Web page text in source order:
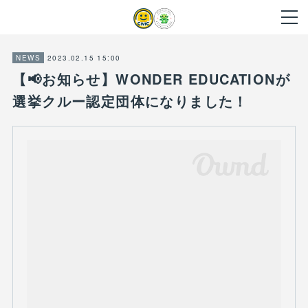
NEWS 2023.02.15 15:00
【📢お知らせ】WONDER EDUCATIONが
選挙クルー認定団体になりました！